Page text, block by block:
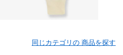
同じカテゴリの 商品を探す